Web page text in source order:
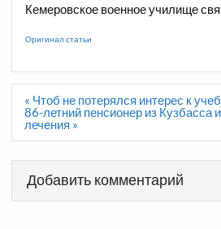
Кемеровское военное училище
Оригинал статьи
Навигация
по
записям
« Чтоб не потерялся интерес к
86-летний пенсионер из Кузбасса
лечения »
Добавить комментарий